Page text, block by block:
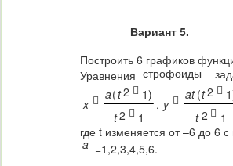
Вариант 5.
Построить 6 графиков
Уравнения строфоиды
1
1
(
,
1
)
1
(
2
2
2
2






t
t
at
y
t
t
a
x
где t изменяется от –6 до 6
a =1,2,3,4,5,6.